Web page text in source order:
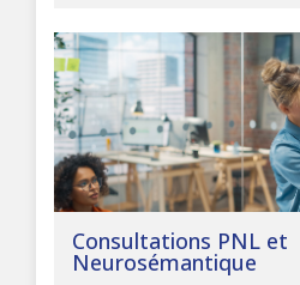
Consultations PNL et
Neurosémantique